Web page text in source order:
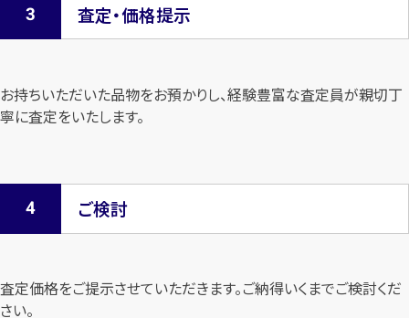
査定・価格提示
お持ちいただいた品物をお預かりし、経験豊富な査定員が親切丁
寧に査定をいたします。
ご検討
査定価格をご提示させていただきます。ご納得いくまでご検討くだ
さい。